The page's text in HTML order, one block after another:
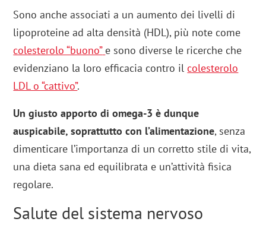
Sono anche associati a un aumento dei livelli di
lipoproteine ad alta densità (HDL), più note come
colesterolo “buono” e sono diverse le ricerche che
evidenziano la loro efficacia contro ilcolesterolo
LDL o “cattivo”.
Un giusto apporto di omega-3 è dunque
auspicabile, soprattutto con l’alimentazione, senza
dimenticare l’importanza di un corretto stile di vita,
una dieta sana ed equilibrata e un’attività fisica
regolare.
Salute del sistema nervoso